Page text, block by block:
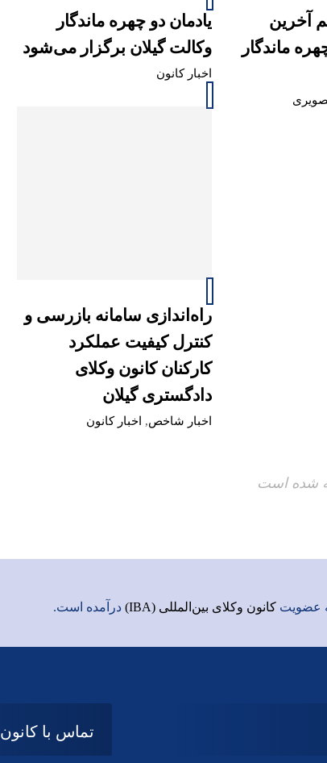
آخرین
ماندگار
یادمان دو چهره ماندگار
وکالت گیلان برگزار می‌شود
اخبار کانون
راه‌اندازی سامانه بازرسی و
کنترل کیفیت عملکرد
کارکنان کانون وکلای
دادگستری گیلان
اخبار شاخص, اخبار کانون
شده است
کانون وکلای بین‌المللی (IBA) درآمده است.
تماس با کانون